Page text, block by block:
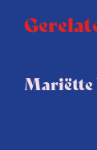
Mariëtte